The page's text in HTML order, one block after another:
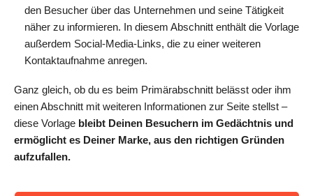
den Besucher über das Unternehmen und seine Tätigkeit
näher zu informieren. In diesem Abschnitt enthält die Vorlage
außerdem Social-Media-Links, die zu einer weiteren
Kontaktaufnahme anregen.
Ganz gleich, ob du es beim Primärabschnitt belässt oder ihm
einen Abschnitt mit weiteren Informationen zur Seite stellst –
diese Vorlage bleibt Deinen Besuchern im Gedächtnis und
ermöglicht es Deiner Marke, aus den richtigen Gründen
aufzufallen.